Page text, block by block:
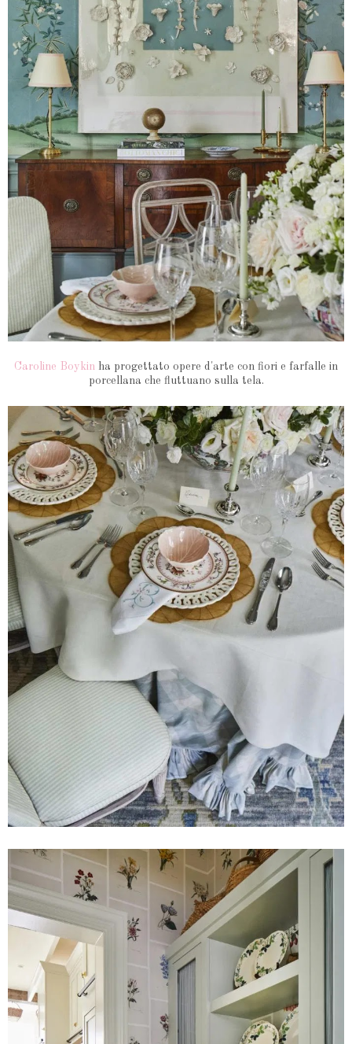
Caroline Boykin ha progettato opere d'arte con fiori e farfalle in
porcellana che fluttuano sulla tela.